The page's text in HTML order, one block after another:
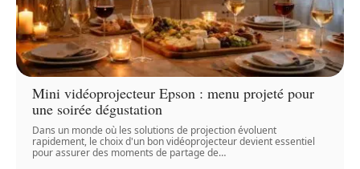
Mini vidéoprojecteur Epson : menu projeté pour
une soirée dégustation
Dans un monde où les solutions de projection évoluent
rapidement, le choix d'un bon vidéoprojecteur devient essentiel
pour assurer des moments de partage de…